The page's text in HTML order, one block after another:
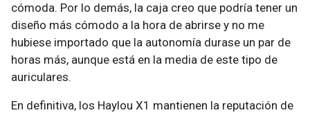
cómoda. Por lo demás, la caja creo que podría tener un
diseño más cómodo a la hora de abrirse y no me
hubiese importado que la autonomía durase un par de
horas más, aunque está en la media de este tipo de
auriculares.
En definitiva, los Haylou X1 mantienen la reputación de